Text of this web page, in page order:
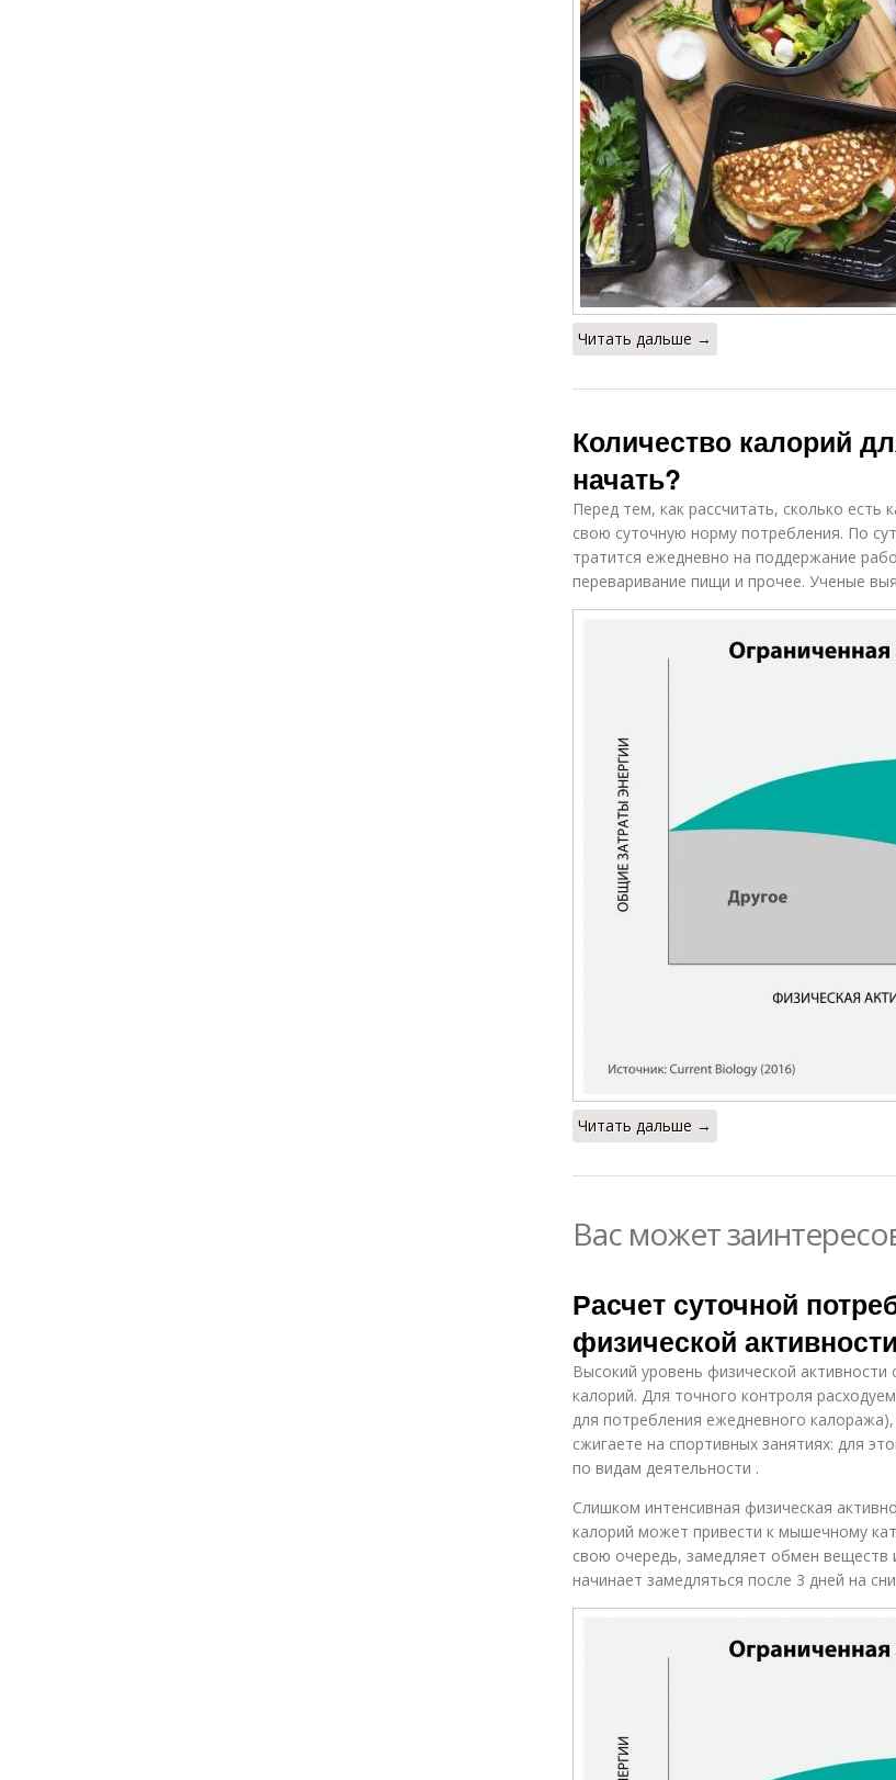
Читать дальше →
Количество калорий
начать?
Перед тем, как рассчитать, сколько есть
свою суточную норму потребления. По
тратится ежедневно на поддержание
переваривание пищи и прочее. Ученые
Читать дальше →
Вас может
Расчет суточной
физической активности
Высокий уровень физической
калорий. Для точного контроля
для потребления ежедневного
сжигаете на спортивных занятиях: для
по видам деятельности .
Слишком интенсивная физическая
калорий может привести к мышечному
свою очередь, замедляет обмен
начинает замедляться после 3 дней на